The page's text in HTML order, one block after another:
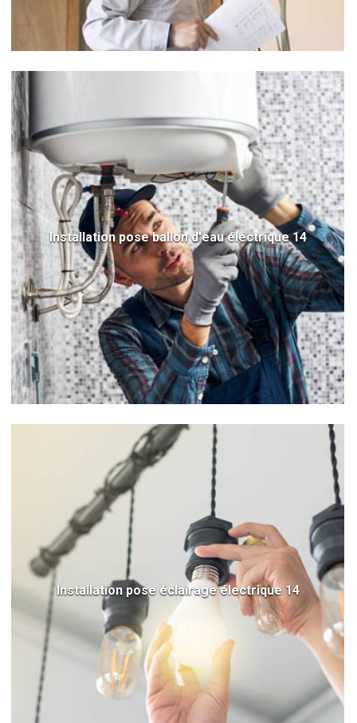
Installation pose ballon d'eau électrique 14
Installation pose éclairage électrique 14